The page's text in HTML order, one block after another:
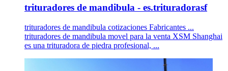
trituradores de mandibula - es.trituradorasf
trituradores de mandibula cotizaciones Fabricantes ...
trituradores de mandibula movel para la venta XSM Shanghai
es una trituradora de piedra profesional, ...